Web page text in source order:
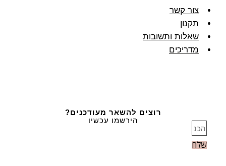
צור קשר
תקנון
שאלות ותשובות
מדריכים
רוצים להשאר מעודכנים?
הירשמו עכשיו
שלח